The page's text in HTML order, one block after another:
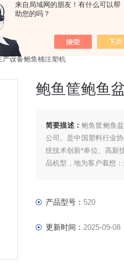
来自局域网的朋友！有什么可以帮
助您的吗？
设备鲍鱼桶注塑机
鲍鱼筐鲍鱼
简要描述： 鲍鱼筐鲍鱼
公司。是中国塑料行业
统技术创新*单位、高新
品机型，地为客户着想
产品型号： 520
更新时间： 2025-09-08